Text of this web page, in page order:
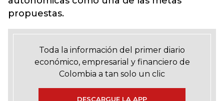
propuestas.
Toda la información del primer diario
económico, empresarial y financiero de
Colombia a tan solo un clic
DESCARGUE LA APP